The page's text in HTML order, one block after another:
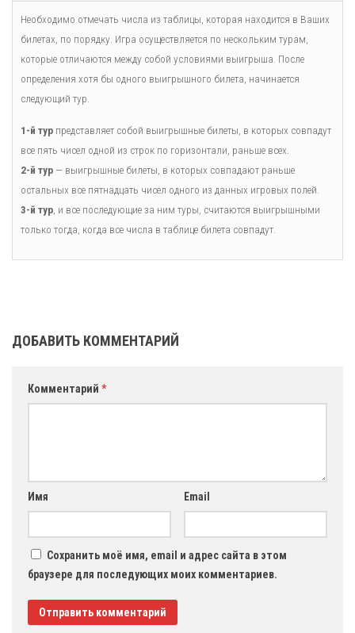
Необходимо отмечать числа из таблицы, которая находится в Ваших
билетах, по порядку. Игра осуществляется по нескольким турам,
которые отличаются между собой условиями выигрыша. После
определения хотя бы одного выигрышного билета, начинается
следующий тур.
1-й тур представляет собой выигрышные билеты, в которых совпадут
все пять чисел одной из строк по горизонтали, раньше всех.
2-й тур — выигрышные билеты, в которых совпадают раньше
остальных все пятнадцать чисел одного из данных игровых полей.
3-й тур, и все последующие за ним туры, считаются выигрышными
только тогда, когда все числа в таблице билета совпадут.
ДОБАВИТЬ КОММЕНТАРИЙ
Комментарий *
Имя Email
Сохранить моё имя, email и адрес сайта в этом
браузере для последующих моих комментариев.